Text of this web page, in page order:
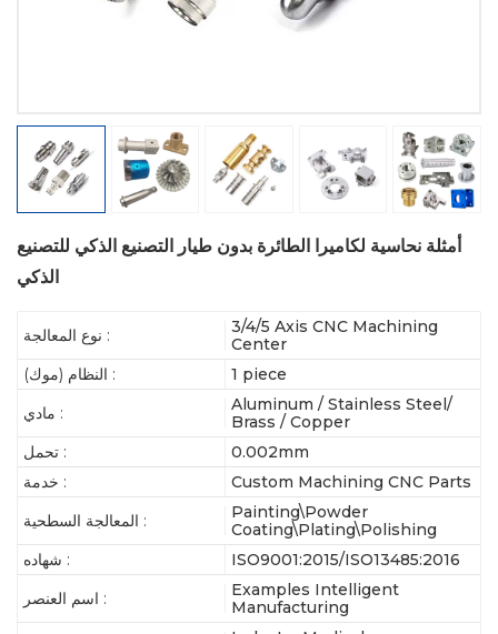
أمثلة نحاسية لكاميرا الطائرة بدون طيار التصنيع الذكي للتصنيع
الذكي
نوع المعالجة :
3/4/5 Axis CNC Machining
Center
النظام (موك) :
1 piece
مادي :
Aluminum / Stainless Steel/
Brass / Copper
تحمل :
0.002mm
خدمة :
Custom Machining CNC Parts
المعالجة السطحية :
Painting\Powder
Coating\Plating\Polishing
شهاده :
ISO9001:2015/ISO13485:2016
اسم العنصر :
Examples Intelligent
Manufacturing